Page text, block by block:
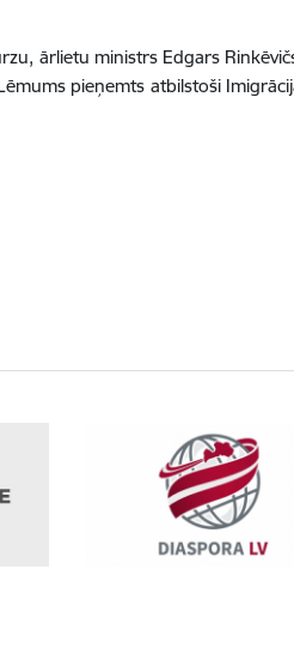
ārlietu ministrs Edgars
pieņemts atbilstoši